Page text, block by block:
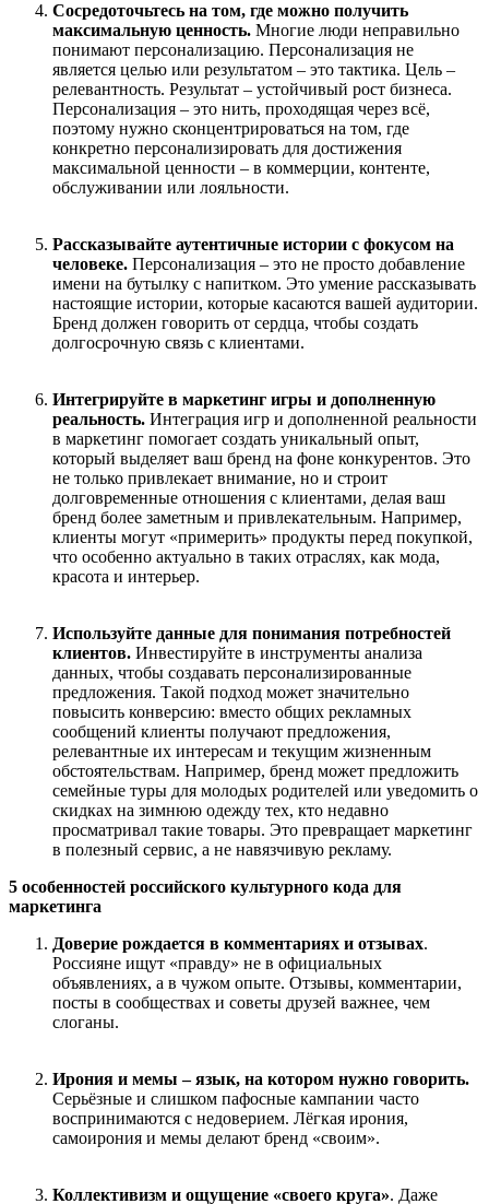
Сосредоточьтесь на том, где можно получить
максимальную ценность. Многие люди неправильно
понимают персонализацию. Персонализация не
является целью или результатом – это тактика. Цель –
релевантность. Результат – устойчивый рост бизнеса.
Персонализация – это нить, проходящая через всё,
поэтому нужно сконцентрироваться на том, где
конкретно персонализировать для достижения
максимальной ценности – в коммерции, контенте,
обслуживании или лояльности.
Рассказывайте аутентичные истории с фокусом на
человеке. Персонализация – это не просто добавление
имени на бутылку с напитком. Это умение рассказывать
настоящие истории, которые касаются вашей аудитории.
Бренд должен говорить от сердца, чтобы создать
долгосрочную связь с клиентами.
Интегрируйте в маркетинг игры и дополненную
реальность. Интеграция игр и дополненной реальности
в маркетинг помогает создать уникальный опыт,
который выделяет ваш бренд на фоне конкурентов. Это
не только привлекает внимание, но и строит
долговременные отношения с клиентами, делая ваш
бренд более заметным и привлекательным. Например,
клиенты могут «примерить» продукты перед покупкой,
что особенно актуально в таких отраслях, как мода,
красота и интерьер.
Используйте данные для понимания потребностей
клиентов. Инвестируйте в инструменты анализа
данных, чтобы создавать персонализированные
предложения. Такой подход может значительно
повысить конверсию: вместо общих рекламных
сообщений клиенты получают предложения,
релевантные их интересам и текущим жизненным
обстоятельствам. Например, бренд может предложить
семейные туры для молодых родителей или уведомить о
скидках на зимнюю одежду тех, кто недавно
просматривал такие товары. Это превращает маркетинг
в полезный сервис, а не навязчивую рекламу.
5 особенностей российского культурного кода для
маркетинга
Доверие рождается в комментариях и отзывах.
Россияне ищут «правду» не в официальных
объявлениях, а в чужом опыте. Отзывы, комментарии,
посты в сообществах и советы друзей важнее, чем
слоганы.
Ирония и мемы–язык, на котором нужно говорить.
Серьёзные и слишком пафосные кампании часто
воспринимаются с недоверием. Лёгкая ирония,
самоирония и мемы делают бренд «своим».
Коллективизм и ощущение «своего круга». Даже